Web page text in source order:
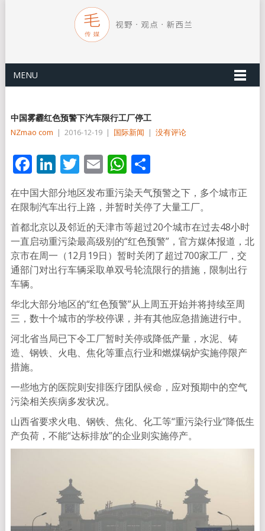
MENU
中国雾霾红色预警下汽车限行工厂停工
NZmao com | 2016-12-19 | 国际新闻 | 没有评论
Facebook
LinkedIn
Twitter
EmailWhatsApp
分
享
在中国大部分地区发布重污染天气预警之下，多个城市正
在限制汽车出行上路，并暂时关停了大量工厂。
首都北京以及邻近的天津市等超过20个城市在过去48小时
一直启动重污染最高级别的“红色预警”，官方媒体报道，北
京市在周一（12月19日）暂时关闭了超过700家工厂，交
通部门对出行车辆采取单双号轮流限行的措施，限制出行
车辆。
华北大部分地区的“红色预警”从上周五开始并将持续至周
三，数十个城市的学校停课，并有其他应急措施进行中。
河北省当局已下令工厂暂时关停或降低产量，水泥、铸
造、钢铁、火电、焦化等重点行业和燃煤锅炉实施停限产
措施。
一些地方的医院则安排医疗团队候命，应对预期中的空气
污染相关疾病多发状况。
山西省要求火电、钢铁、焦化、化工等“重污染行业”降低生
产负荷，不能“达标排放”的企业则实施停产。